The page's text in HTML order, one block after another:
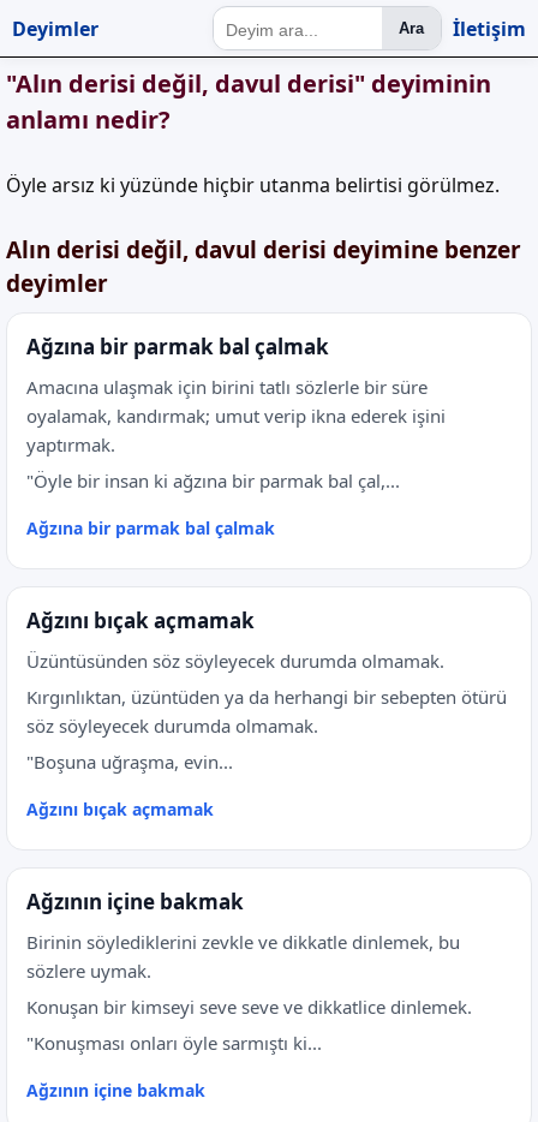
Deyimler Ara İletişim
"Alın derisi değil, davul derisi" deyiminin
anlamı nedir?
Öyle arsız ki yüzünde hiçbir utanma belirtisi görülmez.
Alın derisi değil, davul derisi deyimine benzer
deyimler
Ağzına bir parmak bal çalmak
Amacına ulaşmak için birini tatlı sözlerle bir süre
oyalamak, kandırmak; umut verip ikna ederek işini
yaptırmak.
"Öyle bir insan ki ağzına bir parmak bal çal,...
Ağzına bir parmak bal çalmak
Ağzını bıçak açmamak
Üzüntüsünden söz söyleyecek durumda olmamak.
Kırgınlıktan, üzüntüden ya da herhangi bir sebepten ötürü
söz söyleyecek durumda olmamak.
"Boşuna uğraşma, evin...
Ağzını bıçak açmamak
Ağzının içine bakmak
Birinin söylediklerini zevkle ve dikkatle dinlemek, bu
sözlere uymak.
Konuşan bir kimseyi seve seve ve dikkatlice dinlemek.
"Konuşması onları öyle sarmıştı ki...
Ağzının içine bakmak